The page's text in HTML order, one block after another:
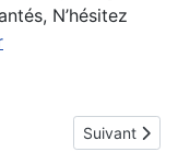
N’hésitez
de la Journée
Article
Suivant